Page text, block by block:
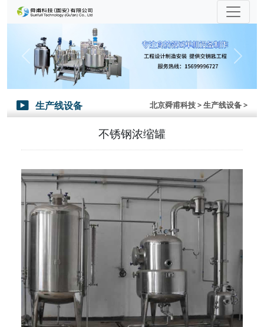
Previous Next
 生产线设备 北京舜甫科技> 生产线设备 >
不锈钢浓缩罐